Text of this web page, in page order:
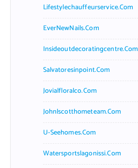
Lifestylechauffeurservice.com
EverNewNails.com
Insideoutdecoratingcentre.com
Salvatoresinpoint.com
Jovialfloralco.com
Johnlscotthometeam.com
U-Seehomes.com
Watersportslagonissi.com